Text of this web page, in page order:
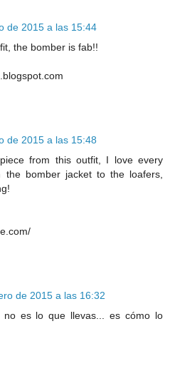
de 2015 a las 15:44
the bomber is fab!!
de 2015 a las 15:48
from this outfit, I love every
bomber jacket to the loafers,
de 2015 a las 16:32
es lo que llevas... es cómo lo